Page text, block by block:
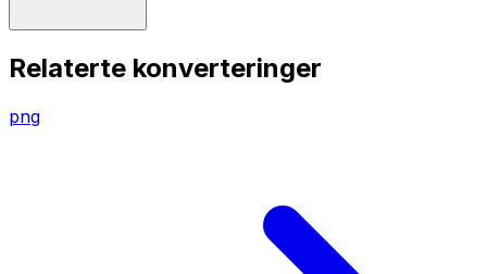
Relaterte konverteringer
png